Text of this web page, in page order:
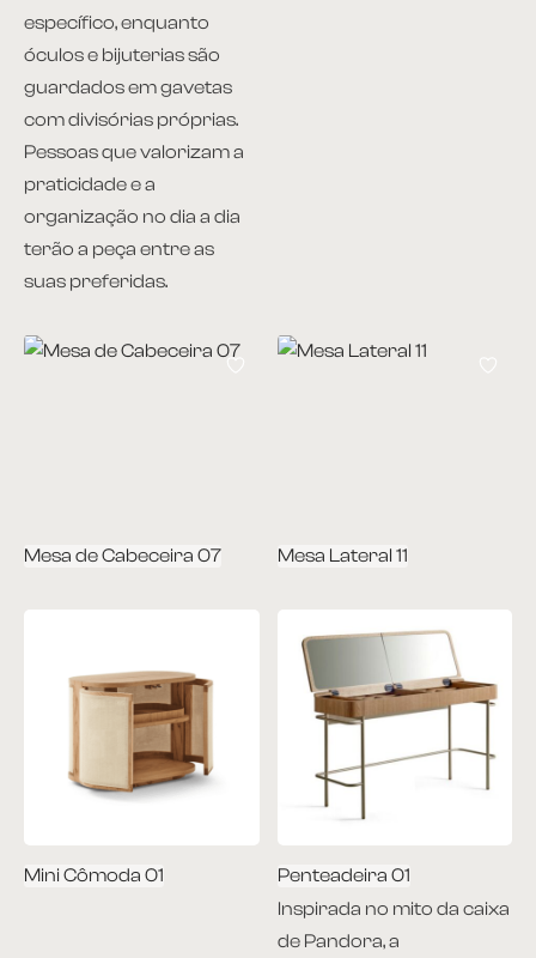
específico, enquanto
óculos e bijuterias são
guardados em gavetas
com divisórias próprias.
Pessoas que valorizam a
praticidade e a
organização no dia a dia
terão a peça entre as
suas preferidas.
Mesa de Cabeceira 07 Mesa Lateral 11
Mini Cômoda 01
Penteadeira 01
Inspirada no mito da caixa
de Pandora, a